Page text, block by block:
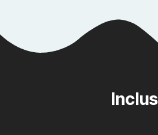
Inclus